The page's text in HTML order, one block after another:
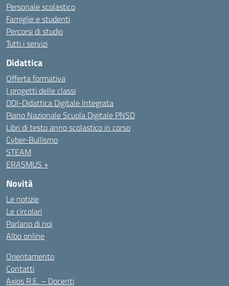
Personale scolastico
Famiglie e studenti
Percorsi di studio
Tutti i servizi
Didattica
Offerta formativa
I progetti delle classi
DDI-Didattica Digitale Integrata
Piano Nazionale Scuola Digitale PNSD
Libri di testo anno scolastico in corso
Cyber-Bullismo
STEAM
ERASMUS +
Novità
Le notizie
Le circolari
Parlano di noi
Albo online
Orientamento
Contatti
Axios R.E. – Docenti